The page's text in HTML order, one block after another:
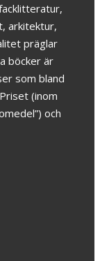
arkitektur,
präglar
böcker är
som bland
(inom
och